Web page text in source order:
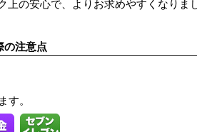
上の安心で、よりお求めやすくなりま
の注意点
す。